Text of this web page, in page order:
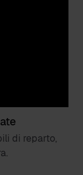
di reparto,